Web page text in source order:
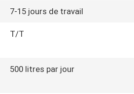
7-15 jours de travail
T/T
500 litres par jour